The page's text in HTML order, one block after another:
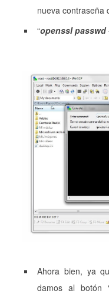
nueva contraseña
“openssl
Ahora bien, ya
damos al botón